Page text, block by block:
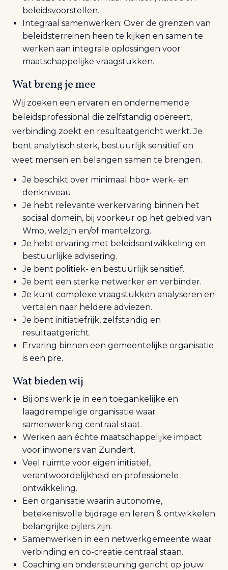
beleidsvoorstellen.
Integraal samenwerken: Over de grenzen van
beleidsterreinen heen te kijken en samen te
werken aan integrale oplossingen voor
maatschappelijke vraagstukken.
Wat breng je mee
Wij zoeken een ervaren en ondernemende
beleidsprofessional die zelfstandig opereert,
verbinding zoekt en resultaatgericht werkt. Je
bent analytisch sterk, bestuurlijk sensitief en
weet mensen en belangen samen te brengen.
Je beschikt over minimaal hbo+ werk- en
denkniveau.
Je hebt relevante werkervaring binnen het
sociaal domein, bij voorkeur op het gebied van
Wmo, welzijn en/of mantelzorg.
Je hebt ervaring met beleidsontwikkeling en
bestuurlijke advisering.
Je bent politiek- en bestuurlijk sensitief.
Je bent een sterke netwerker en verbinder.
Je kunt complexe vraagstukken analyseren en
vertalen naar heldere adviezen.
Je bent initiatiefrijk, zelfstandig en
resultaatgericht.
Ervaring binnen een gemeentelijke organisatie
is een pre.
Wat bieden wij
Bij ons werk je in een toegankelijke en
laagdrempelige organisatie waar
samenwerking centraal staat.
Werken aan échte maatschappelijke impact
voor inwoners van Zundert.
Veel ruimte voor eigen initiatief,
verantwoordelijkheid en professionele
ontwikkeling.
Een organisatie waarin autonomie,
betekenisvolle bijdrage en leren & ontwikkelen
belangrijke pijlers zijn.
Samenwerken in een netwerkgemeente waar
verbinding en co-creatie centraal staan.
Coaching en ondersteuning gericht op jouw